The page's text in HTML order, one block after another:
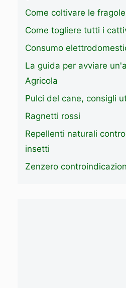
Come coltivare le fragole
Come togliere tutti i
Consumo
La guida per avviare
Agricola
Pulci del cane, consigli
Ragnetti rossi
Repellenti naturali
insetti
Zenzero